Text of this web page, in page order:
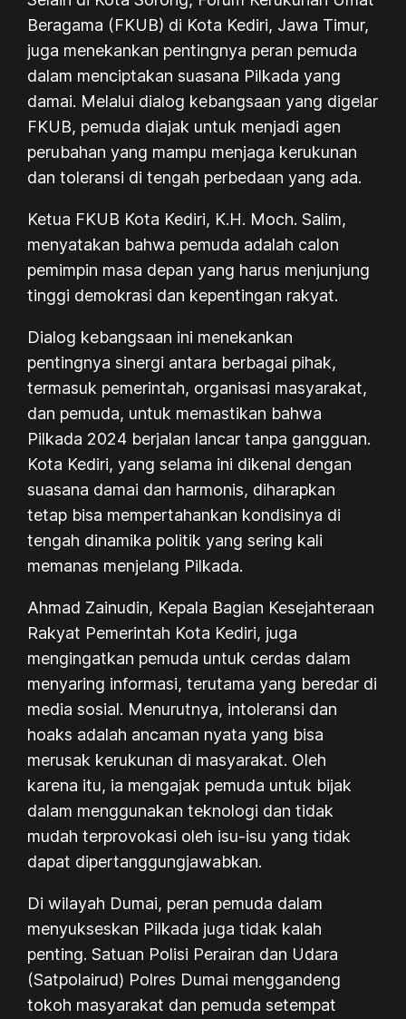
Beragama (FKUB) di Kota Kediri, Jawa Timur,
juga menekankan pentingnya peran pemuda
dalam menciptakan suasana Pilkada yang
damai. Melalui dialog kebangsaan yang digelar
FKUB, pemuda diajak untuk menjadi agen
perubahan yang mampu menjaga kerukunan
dan toleransi di tengah perbedaan yang ada.
Ketua FKUB Kota Kediri, K.H. Moch. Salim,
menyatakan bahwa pemuda adalah calon
pemimpin masa depan yang harus menjunjung
tinggi demokrasi dan kepentingan rakyat.
Dialog kebangsaan ini menekankan
pentingnya sinergi antara berbagai pihak,
termasuk pemerintah, organisasi masyarakat,
dan pemuda, untuk memastikan bahwa
Pilkada 2024 berjalan lancar tanpa gangguan.
Kota Kediri, yang selama ini dikenal dengan
suasana damai dan harmonis, diharapkan
tetap bisa mempertahankan kondisinya di
tengah dinamika politik yang sering kali
memanas menjelang Pilkada.
Ahmad Zainudin, Kepala Bagian Kesejahteraan
Rakyat Pemerintah Kota Kediri, juga
mengingatkan pemuda untuk cerdas dalam
menyaring informasi, terutama yang beredar di
media sosial. Menurutnya, intoleransi dan
hoaks adalah ancaman nyata yang bisa
merusak kerukunan di masyarakat. Oleh
karena itu, ia mengajak pemuda untuk bijak
dalam menggunakan teknologi dan tidak
mudah terprovokasi oleh isu-isu yang tidak
dapat dipertanggungjawabkan.
Di wilayah Dumai, peran pemuda dalam
menyukseskan Pilkada juga tidak kalah
penting. Satuan Polisi Perairan dan Udara
(Satpolairud) Polres Dumai menggandeng
tokoh masyarakat dan pemuda setempat